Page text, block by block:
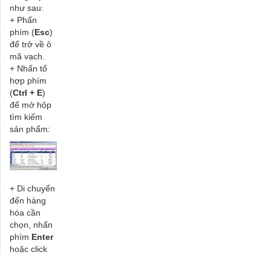
như sau:
+ Phấn
phím (Esc)
để trở về ô
mã vạch.
+ Nhấn tổ
hợp phím
(Ctrl + E)
để mở hộp
tìm kiếm
sản phẩm:
+ Di chuyển
đến hàng
hóa cần
chọn, nhấn
phím Enter
hoặc click